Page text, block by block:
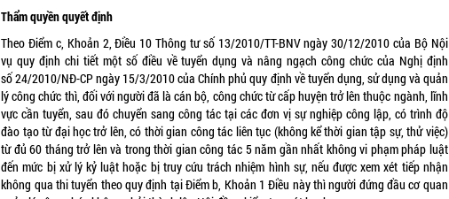
Thẩm quyền quyết định
Theo Điểm c, Khoản 2, Điều 10 Thông tư số 13/2010/TT-BNVngày 30/12/2010 của Bộ Nội
vụ quy định chi tiết một số điều về tuyển dụng và nâng ngạch công chức của Nghị định
số24/2010/NĐ-CPngày 15/3/2010 của Chính phủ quy định về tuyển dụng, sử dụng và quản
lý công chức thì, đối với người đã là cán bộ, công chức từ cấp huyện trở lên thuộc ngành, lĩnh
vực cần tuyển, sau đó chuyển sang công tác tại các đơn vị sự nghiệp công lập, có trình độ
đào tạo từ đại học trở lên, có thời gian công tác liên tục (không kể thời gian tập sự, thử việc)
từ đủ 60 tháng trở lên và trong thời gian công tác 5 năm gần nhất không vi phạm pháp luật
đến mức bị xử lý kỷ luật hoặc bị truy cứu trách nhiệm hình sự, nếu được xem xét tiếp nhận
không qua thi tuyển theo quy định tại Điểm b, Khoản 1 Điều này thì người đứng đầu cơ quan